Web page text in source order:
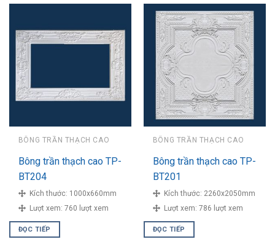
BÔNG TRẦN THẠCH CAO
Bông trần thạch cao TP-
BT204
Kích thước: 1000x660mm
Lượt xem: 760 lượt xem
ĐỌC TIẾP
BÔNG TRẦN THẠCH CAO
Bông trần thạch cao TP-
BT201
Kích thước: 2260x2050mm
Lượt xem: 786 lượt xem
ĐỌC TIẾP